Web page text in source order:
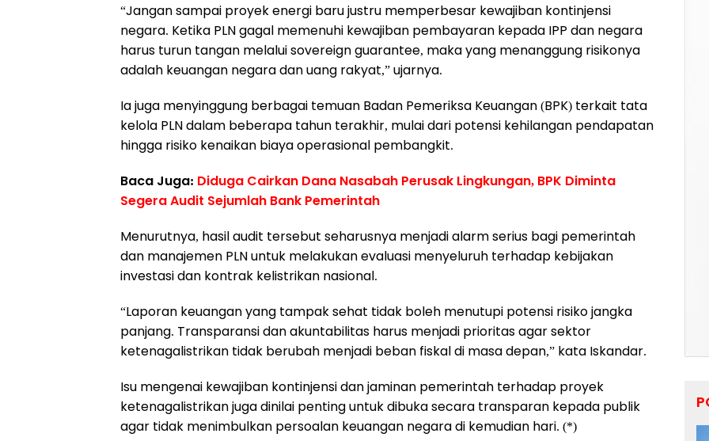
“Jangan sampai proyek energi baru justru memperbesar kewajiban kontinjensi
negara. Ketika PLN gagal memenuhi kewajiban pembayaran kepada IPP dan negara
harus turun tangan melalui sovereign guarantee, maka yang menanggung risikonya
adalah keuangan negara dan uang rakyat,” ujarnya.
Ia juga menyinggung berbagai temuan Badan Pemeriksa Keuangan (BPK) terkait tata
kelola PLN dalam beberapa tahun terakhir, mulai dari potensi kehilangan pendapatan
hingga risiko kenaikan biaya operasional pembangkit.
Baca Juga: Diduga Cairkan Dana Nasabah Perusak Lingkungan, BPK Diminta
Segera Audit Sejumlah Bank Pemerintah
Menurutnya, hasil audit tersebut seharusnya menjadi alarm serius bagi pemerintah
dan manajemen PLN untuk melakukan evaluasi menyeluruh terhadap kebijakan
investasi dan kontrak kelistrikan nasional.
“Laporan keuangan yang tampak sehat tidak boleh menutupi potensi risiko jangka
panjang. Transparansi dan akuntabilitas harus menjadi prioritas agar sektor
ketenagalistrikan tidak berubah menjadi beban fiskal di masa depan,” kata Iskandar.
Isu mengenai kewajiban kontinjensi dan jaminan pemerintah terhadap proyek
ketenagalistrikan juga dinilai penting untuk dibuka secara transparan kepada publik
agar tidak menimbulkan persoalan keuangan negara di kemudian hari. (*)